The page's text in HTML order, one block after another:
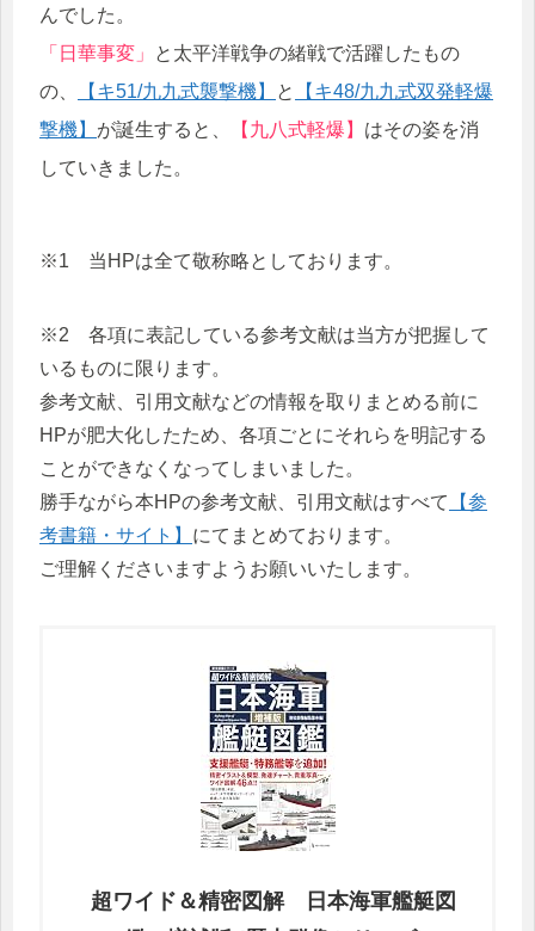
んでした。
「日華事変」
と太平洋戦争の緒戦で活躍したもの
の、
【キ51/九九式襲撃機】 と
【キ48/九九式双発軽爆
撃機】 が誕生すると、 【九八式軽爆】 はその姿を消
していきました。
※1 当HPは全て敬称略としております。
※2 各項に表記している参考文献は当方が把握して
いるものに限ります。
参考文献、引用文献などの情報を取りまとめる前に
HPが肥大化したため、各項ごとにそれらを明記する
ことができなくなってしまいました。
勝手ながら本HPの参考文献、引用文献はすべて
【参
考書籍・サイト】 にてまとめております。
ご理解くださいますようお願いいたします。
超ワイド＆精密図解 日本海軍艦艇図